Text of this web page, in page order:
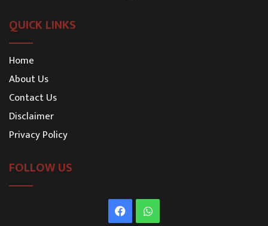
QUICK LINKS
Home
About Us
Contact Us
Disclaimer
Privacy Policy
FOLLOW US
FacebookWhatsApp